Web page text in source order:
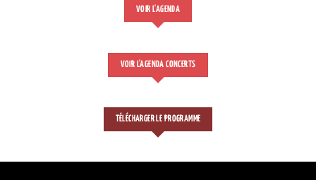
VOIR L'AGENDA
VOIR L'AGENDA CONCERTS
TÉLÉCHARGER LE PROGRAMME